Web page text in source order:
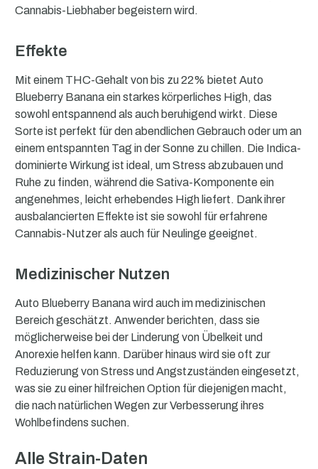
Cannabis-Liebhaber begeistern wird.
Effekte
Mit einem THC-Gehalt von bis zu 22% bietet Auto
Blueberry Banana ein starkes körperliches High, das
sowohl entspannend als auch beruhigend wirkt. Diese
Sorte ist perfekt für den abendlichen Gebrauch oder um an
einem entspannten Tag in der Sonne zu chillen. Die Indica-
dominierte Wirkung ist ideal, um Stress abzubauen und
Ruhe zu finden, während die Sativa-Komponente ein
angenehmes, leicht erhebendes High liefert. Dank ihrer
ausbalancierten Effekte ist sie sowohl für erfahrene
Cannabis-Nutzer als auch für Neulinge geeignet.
Medizinischer Nutzen
Auto Blueberry Banana wird auch im medizinischen
Bereich geschätzt. Anwender berichten, dass sie
möglicherweise bei der Linderung von Übelkeit und
Anorexie helfen kann. Darüber hinaus wird sie oft zur
Reduzierung von Stress und Angstzuständen eingesetzt,
was sie zu einer hilfreichen Option für diejenigen macht,
die nach natürlichen Wegen zur Verbesserung ihres
Wohlbefindens suchen.
Alle Strain-Daten